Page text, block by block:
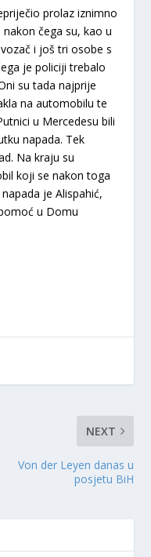
prolaz iznimno
čega su, kao u
i još tri osobe s
je policiji trebalo
su tada najprije
na automobilu te
u Mercedesu bili
napada. Tek
Na kraju su
koji se nakon toga
je Alispahić,
u Domu
NEXT
Von der Leyen danas u
posjetu BiH